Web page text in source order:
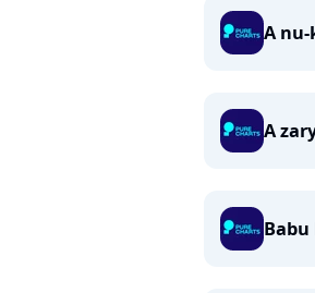
A
A
Babu